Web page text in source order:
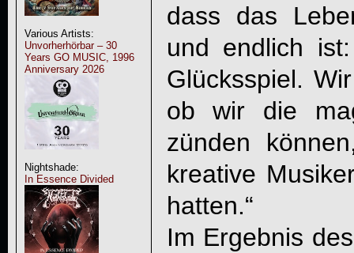
Various Artists:
Unvorherhörbar – 30
Years GO MUSIC, 1996
Anniversary 2026
Nightshade:
In Essence Divided
dass das
und endlich
Glücksspiel.
ob wir die
zünden
kreative
hatten.“
Im Ergebnis